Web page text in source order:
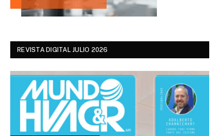
REVISTA DIGITAL JULIO 2026